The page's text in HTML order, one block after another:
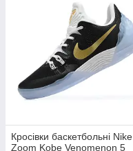
Кросівки баскетбольні Nike
Zoom Kobe Venomenon 5